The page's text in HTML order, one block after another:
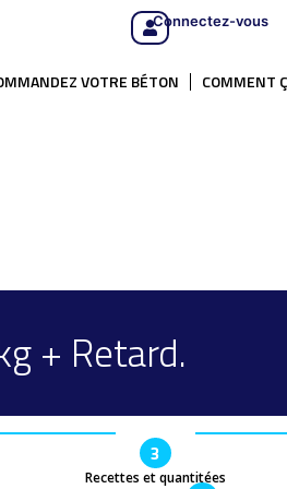
Connectez-vous
VOTRE BÉTON COMMENT
+ Retard.
3
Recettes et quantitées